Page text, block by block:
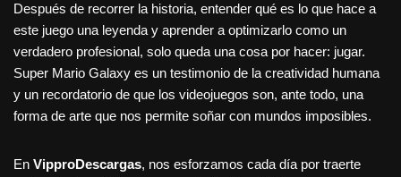
Después de recorrer la historia, entender qué es lo que hace a
este juego una leyenda y aprender a optimizarlo como un
verdadero profesional, solo queda una cosa por hacer: jugar.
Super Mario Galaxy es un testimonio de la creatividad humana
y un recordatorio de que los videojuegos son, ante todo, una
forma de arte que nos permite soñar con mundos imposibles.
En VipproDescargas, nos esforzamos cada día por traerte